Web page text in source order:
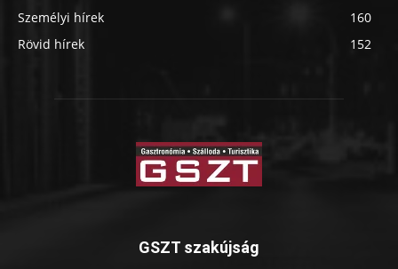
Személyi hírek
160
Rövid hírek
152
GSZT szakújság